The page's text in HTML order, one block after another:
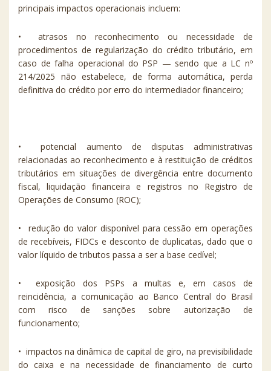
principais impactos operacionais incluem:
•⁠ ⁠atrasos no reconhecimento ou necessidade de
procedimentos de regularização do crédito tributário, em
caso de falha operacional do PSP — sendo que a LC nº
214/2025 não estabelece, de forma automática, perda
definitiva do crédito por erro do intermediador financeiro;
•⁠ ⁠potencial aumento de disputas administrativas
relacionadas ao reconhecimento e à restituição de créditos
tributários em situações de divergência entre documento
fiscal, liquidação financeira e registros no Registro de
Operações de Consumo (ROC);
•⁠ ⁠redução do valor disponível para cessão em operações
de recebíveis, FIDCs e desconto de duplicatas, dado que o
valor líquido de tributos passa a ser a base cedível;
•⁠ ⁠exposição dos PSPs a multas e, em casos de
reincidência, a comunicação ao Banco Central do Brasil
com risco de sanções sobre autorização de
funcionamento;
•⁠ ⁠impactos na dinâmica de capital de giro, na previsibilidade
do caixa e na necessidade de financiamento de curto